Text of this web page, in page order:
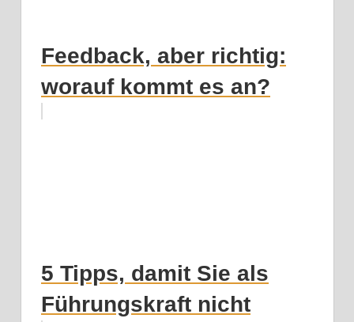
Feedback, aber richtig:
worauf kommt es an?
5 Tipps, damit Sie als
Führungskraft nicht